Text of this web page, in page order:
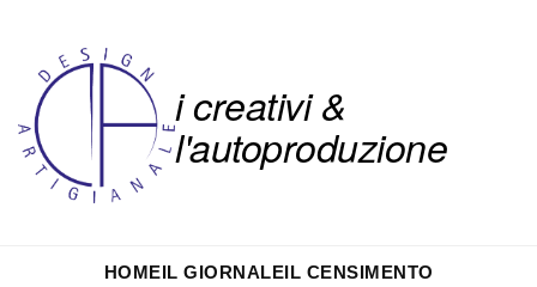
i creativi &
l'autoproduzione
HOMEIL GIORNALEIL CENSIMENTO